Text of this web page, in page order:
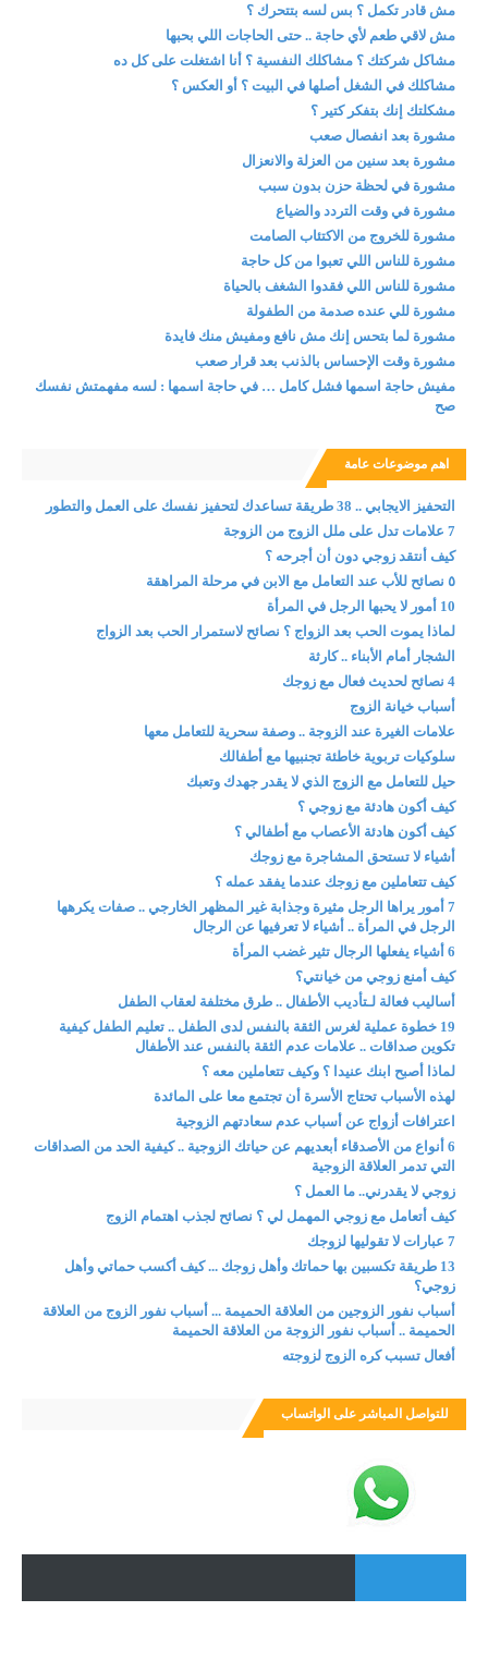
مش قادر تكمل ؟ بس لسه بتتحرك ؟
مش لاقي طعم لأي حاجة .. حتى الحاجات اللي بحبها
مشاكل شركتك ؟ مشاكلك النفسية ؟ أنا اشتغلت على كل ده
مشاكلك في الشغل أصلها في البيت ؟ أو العكس ؟
مشكلتك إنك بتفكر كتير ؟
مشورة بعد انفصال صعب
مشورة بعد سنين من العزلة والانعزال
مشورة في لحظة حزن بدون سبب
مشورة في وقت التردد والضياع
مشورة للخروج من الاكتئاب الصامت
مشورة للناس اللي تعبوا من كل حاجة
مشورة للناس اللي فقدوا الشغف بالحياة
مشورة للي عنده صدمة من الطفولة
مشورة لما بتحس إنك مش نافع ومفيش منك فايدة
مشورة وقت الإحساس بالذنب بعد قرار صعب
مفيش حاجة اسمها فشل كامل … في حاجة اسمها : لسه مفهمتش نفسك
صح
اهم موضوعات عامة
التحفيز الايجابي .. 38 طريقة تساعدك لتحفيز نفسك على العمل والتطور
7 علامات تدل على ملل الزوج من الزوجة
كيف أنتقد زوجي دون أن أجرحه ؟
٥ نصائح للأب عند التعامل مع الابن في مرحلة المراهقة
10 أمور لا يحبها الرجل في المرأة
لماذا يموت الحب بعد الزواج ؟ نصائح لاستمرار الحب بعد الزواج
الشجار أمام الأبناء .. كارثة
4 نصائح لحديث فعال مع زوجك
أسباب خيانة الزوج
علامات الغيرة عند الزوجة .. وصفة سحرية للتعامل معها
سلوكيات تربوية خاطئة تجنبيها مع أطفالك
حيل للتعامل مع الزوج الذي لا يقدر جهدك وتعبك
كيف أكون هادئة مع زوجي ؟
كيف أكون هادئة الأعصاب مع أطفالي ؟
أشياء لا تستحق المشاجرة مع زوجك
كيف تتعاملين مع زوجك عندما يفقد عمله ؟
7 أمور يراها الرجل مثيرة وجذابة غير المظهر الخارجي .. صفات يكرهها
الرجل في المرأة .. أشياء لا تعرفيها عن الرجال
6 أشياء يفعلها الرجال تثير غضب المرأة
كيف أمنع زوجي من خيانتي؟
أساليب فعالة لـتأديب الأطفال .. طرق مختلفة لعقاب الطفل
19 خطوة عملية لغرس الثقة بالنفس لدى الطفل .. تعليم الطفل كيفية
تكوين صداقات .. علامات عدم الثقة بالنفس عند الأطفال
لماذا أصبح ابنك عنيدا ؟ وكيف تتعاملين معه ؟
لهذه الأسباب تحتاج الأسرة أن تجتمع معا على المائدة
اعترافات أزواج عن أسباب عدم سعادتهم الزوجية
6 أنواع من الأصدقاء أبعديهم عن حياتك الزوجية .. كيفية الحد من الصداقات
التي تدمر العلاقة الزوجية
زوجي لا يقدرني.. ما العمل ؟
كيف أتعامل مع زوجي المهمل لي ؟ نصائح لجذب اهتمام الزوج
7 عبارات لا تقوليها لزوجك
13 طريقة تكسبين بها حماتك وأهل زوجك ... كيف أكسب حماتي وأهل
زوجي؟
أسباب نفور الزوجين من العلاقة الحميمة ... أسباب نفور الزوج من العلاقة
الحميمة .. أسباب نفور الزوجة من العلاقة الحميمة
أفعال تسبب كره الزوج لزوجته
للتواصل المباشر على الواتساب